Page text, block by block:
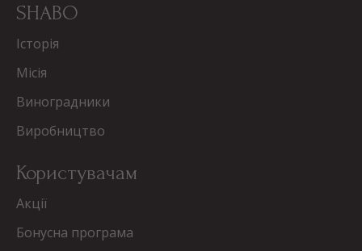
SHABO
Історія
Місія
Виноградники
Виробництво
Користувачам
Акції
Бонусна програма